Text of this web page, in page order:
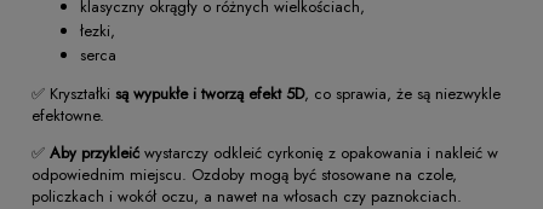
klasyczny okrągły o różnych wielkościach,
łezki,
serca
✅ Kryształki są wypukłe i tworzą efekt 5D, co sprawia, że są niezwykle
efektowne.
✅ Aby przykleić wystarczy odkleić cyrkonię z opakowania i nakleić w
odpowiednim miejscu. Ozdoby mogą być stosowane na czole,
policzkach i wokół oczu, a nawet na włosach czy paznokciach.